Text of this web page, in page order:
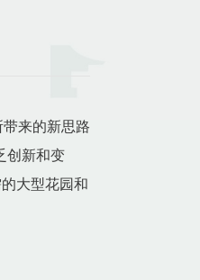
来的新思路
创新和变
大型花园和